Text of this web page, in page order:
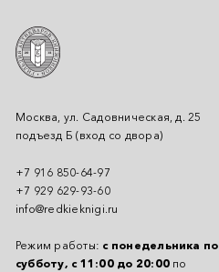
Москва, ул. Садовническая, д. 25
подъезд Б (вход со двора)
+7 916 850-64-97
+7 929 629-93-60
info@redkieknigi.ru
Режим работы: с понедельника по
субботу, с 11:00 до 20:00 по